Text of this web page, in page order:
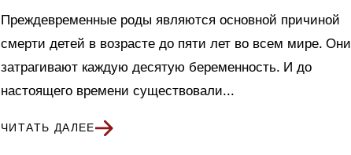
Преждевременные роды являются основной причиной
смерти детей в возрасте до пяти лет во всем мире. Они
затрагивают каждую десятую беременность. И до
настоящего времени существовали...
ЧИТАТЬ ДАЛЕЕ